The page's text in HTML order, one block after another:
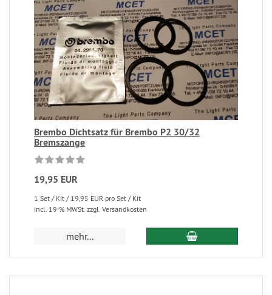
Brembo Dichtsatz für Brembo P2 30/32
Bremszange
19,95 EUR
1 Set / Kit / 19,95 EUR pro Set / Kit
incl. 19 % MWSt. zzgl. Versandkosten
mehr...